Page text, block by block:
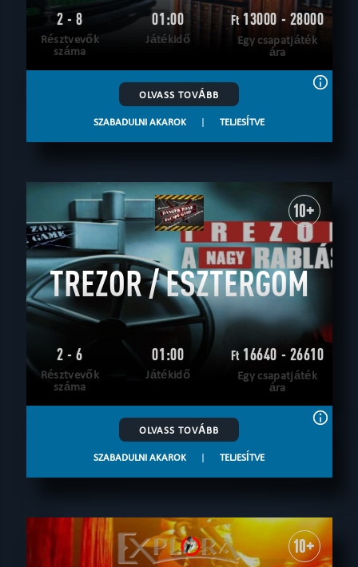
2 - 8
Résztvevők
száma
01:00
Játékidő
Ft13000 - 28000
Egy csapatjáték
ára
OLVASS TOVÁBB
SZABADULNI AKAROK | TELJESÍTVE
10+
TREZOR / ESZTERGOM
2 - 6
Résztvevők
száma
01:00
Játékidő
Ft16640 - 26610
Egy csapatjáték
ára
OLVASS TOVÁBB
SZABADULNI AKAROK | TELJESÍTVE
10+